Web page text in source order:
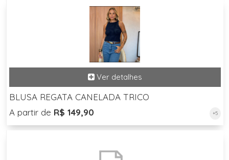
BLUSA REGATA CANELADA TRICO
A partir de R$ 149,90 +5